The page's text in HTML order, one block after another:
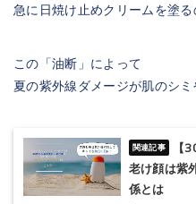
急に日焼け止めクリームを塗
この「油断」によって
夏の紫外線ダメージが肌のシ
【
老け顔は紫
係とは